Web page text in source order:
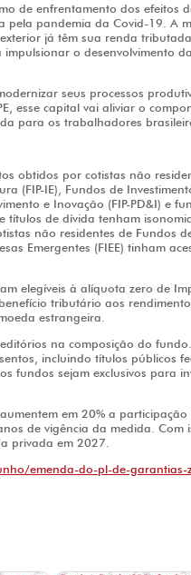
de enfrentamento dos efeitos
pela pandemia da Covid-19. A
já têm sua renda
o desenvolvimento da
seus processos
esse capital vai aliviar o
para os trabalhadores
obtidos por cotistas não
(FIP-IE), Fundos de
e Inovação (FIP-PD&I) e
títulos de dívida tenham
não residentes de Fundos
Emergentes (FIEE) tinham
elegíveis à alíquota zero de
tributário aos
estrangeira.
na composição do
incluindo títulos públicos
fundos sejam exclusivos para
em 20% a
de vigência da medida. Com
privada em 2027.
emenda-do-pl-de-garantias-